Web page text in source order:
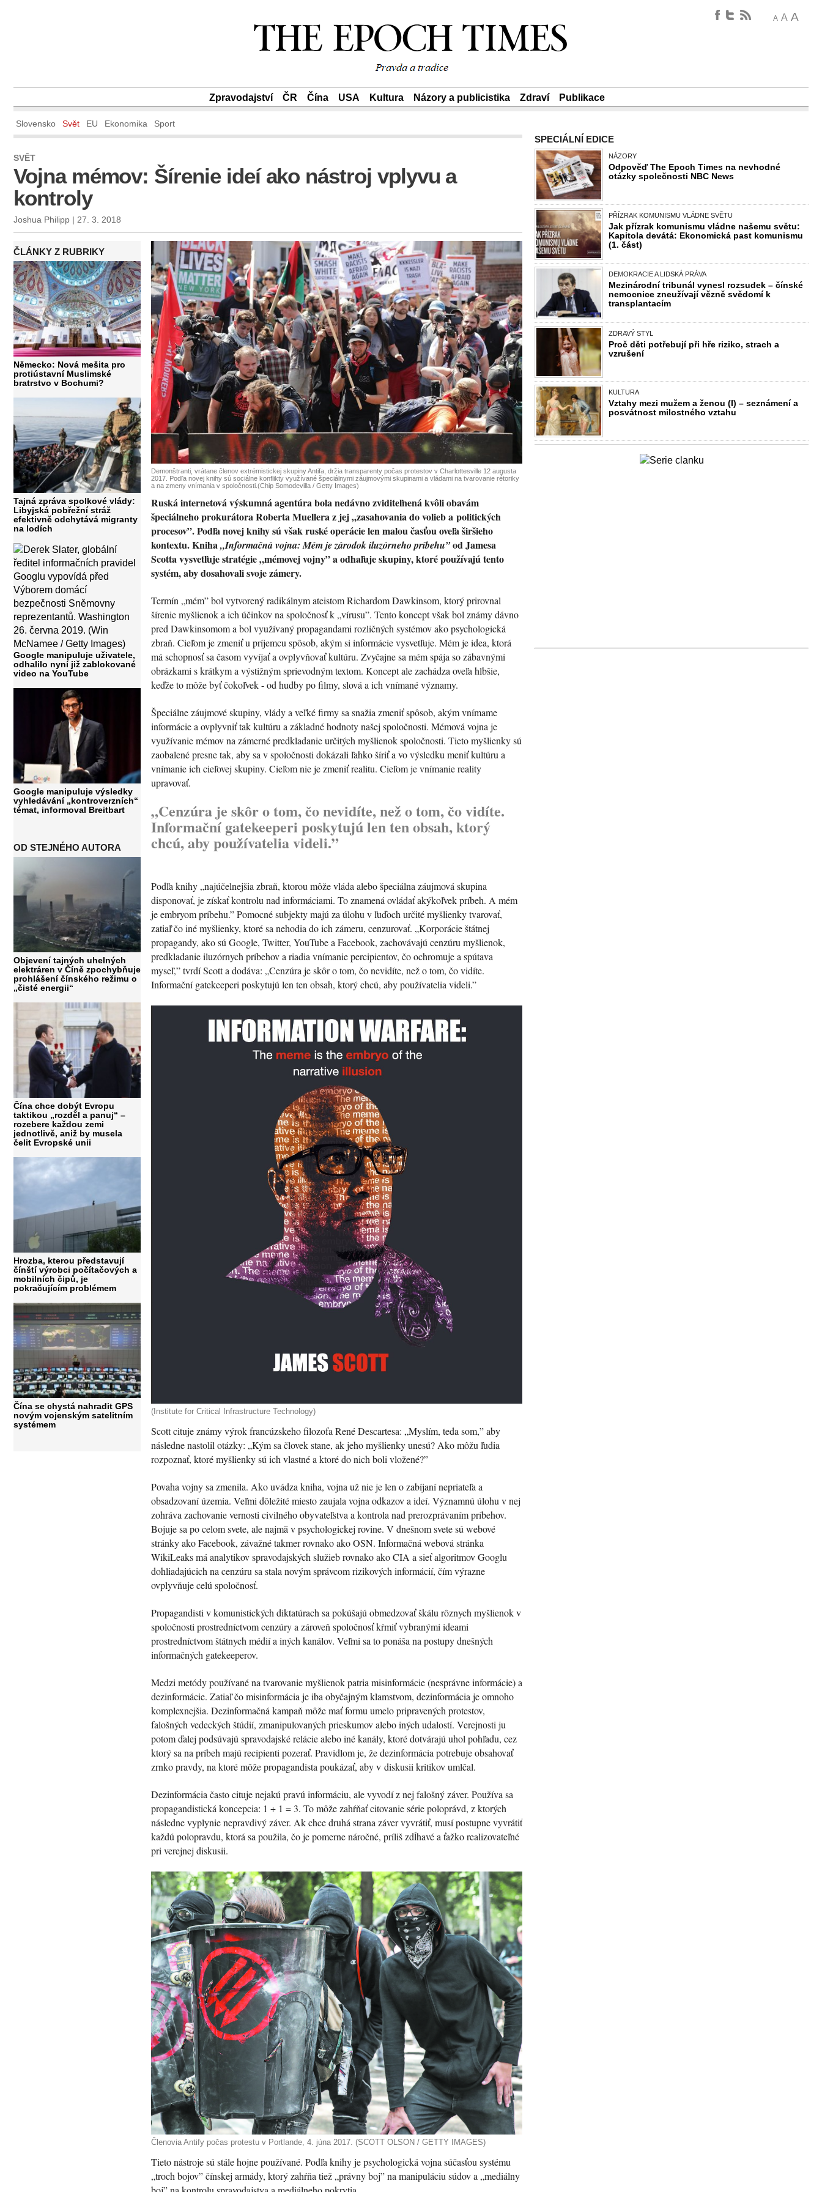
A A A
Zpravodajství ČR Čína USA Kultura Názory a publicistika Zdraví Publikace
Slovensko Svět EU Ekonomika Sport
SVĚT
Vojna mémov: Šírenie ideí ako nástroj vplyvu a
kontroly
Joshua Philipp | 27. 3. 2018
ČLÁNKY Z RUBRIKY
Německo: Nová mešita pro
protiústavní Muslimské
bratrstvo v Bochumi?
Tajná zpráva spolkové vlády:
Libyjská pobřežní stráž
efektivně odchytává migranty
na lodích
Google manipuluje uživatele,
odhalilo nyní již zablokované
video na YouTube
Google manipuluje výsledky
vyhledávání „kontroverzních“
témat, informoval Breitbart
OD STEJNÉHO AUTORA
Objevení tajných uhelných
elektráren v Číně zpochybňuje
prohlášení čínského režimu o
„čisté energii“
Čína chce dobýt Evropu
taktikou „rozděl a panuj“ –
rozebere každou zemi
jednotlivě, aniž by musela
čelit Evropské unii
Hrozba, kterou představují
čínští výrobci počítačových a
mobilních čipů, je
pokračujícím problémem
Čína se chystá nahradit GPS
novým vojenským satelitním
systémem
Demonštranti, vrátane členov extrémistickej skupiny Antifa, držia transparenty počas protestov v Charlottesville 12 augusta
2017. Podľa novej knihy sú sociálne konflikty využívané špeciálnymi záujmovými skupinami a vládami na tvarovanie rétoriky
a na zmeny vnímania v spoločnosti.(Chip Somodevilla / Getty Images)
Ruská internetová výskumná agentúra bola nedávno zviditeľnená kvôli obavám
špeciálneho prokurátora Roberta Muellera z jej „zasahovania do volieb a politických
procesov”. Podľa novej knihy sú však ruské operácie len malou časťou oveľa širšieho
kontextu. Kniha„Informačná vojna: Mém je zárodok iluzórneho príbehu”od Jamesa
Scotta vysvetľuje stratégie „mémovej vojny” a odhaľuje skupiny, ktoré používajú tento
systém, aby dosahovali svoje zámery.
Termín „mém” bol vytvorený radikálnym ateistom Richardom Dawkinsom, ktorý prirovnal
šírenie myšlienok a ich účinkov na spoločnosť k „vírusu”. Tento koncept však bol známy dávno
pred Dawkinsomom a bol využívaný propagandami rozličných systémov ako psychologická
zbraň. Cieľom je zmeniť u príjemcu spôsob, akým si informácie vysvetľuje. Mém je idea, ktorá
má schopnosť sa časom vyvíjať a ovplyvňovať kultúru. Zvyčajne sa mém spája so zábavnými
obrázkami s krátkym a výstižným sprievodným textom. Koncept ale zachádza oveľa hlbšie,
keďže to môže byť čokoľvek - od hudby po filmy, slová a ich vnímané významy.
Špeciálne záujmové skupiny, vlády a veľké firmy sa snažia zmeniť spôsob, akým vnímame
informácie a ovplyvniť tak kultúru a základné hodnoty našej spoločnosti. Mémová vojna je
využívanie mémov na zámerné predkladanie určitých myšlienok spoločnosti. Tieto myšlienky sú
zaobalené presne tak, aby sa v spoločnosti dokázali ľahko šíriť a vo výsledku meniť kultúru a
vnímanie ich cieľovej skupiny. Cieľom nie je zmeniť realitu. Cieľom je vnímanie reality
upravovať.
„Cenzúra je skôr o tom, čo nevidíte, než o tom, čo vidíte.
Informační gatekeeperi poskytujú len ten obsah, ktorý
chcú, aby používatelia videli.”
Podľa knihy „najúčelnejšia zbraň, ktorou môže vláda alebo špeciálna záujmová skupina
disponovať, je získať kontrolu nad informáciami. To znamená ovládať akýkoľvek príbeh. A mém
je embryom príbehu.” Pomocné subjekty majú za úlohu v ľuďoch určité myšlienky tvarovať,
zatiaľ čo iné myšlienky, ktoré sa nehodia do ich zámeru, cenzurovať. „Korporácie štátnej
propagandy, ako sú Google, Twitter, YouTube a Facebook, zachovávajú cenzúru myšlienok,
predkladanie iluzórnych príbehov a riadia vnímanie percipientov, čo ochromuje a spútava
myseľ,” tvrdí Scott a dodáva: „Cenzúra je skôr o tom, čo nevidíte, než o tom, čo vidíte.
Informační gatekeeperi poskytujú len ten obsah, ktorý chcú, aby používatelia videli.”
(Institute for Critical Infrastructure Technology)
Scott cituje známy výrok francúzskeho filozofa René Descartesa: „Myslím, teda som,” aby
následne nastolil otázky: „Kým sa človek stane, ak jeho myšlienky unesú? Ako môžu ľudia
rozpoznať, ktoré myšlienky sú ich vlastné a ktoré do nich boli vložené?”
Povaha vojny sa zmenila. Ako uvádza kniha, vojna už nie je len o zabíjaní nepriateľa a
obsadzovaní územia. Veľmi dôležité miesto zaujala vojna odkazov a ideí. Významnú úlohu v nej
zohráva zachovanie vernosti civilného obyvateľstva a kontrola nad prerozprávaním príbehov.
Bojuje sa po celom svete, ale najmä v psychologickej rovine. V dnešnom svete sú webové
stránky ako Facebook, závažné takmer rovnako ako OSN. Informačná webová stránka
WikiLeaks má analytikov spravodajských služieb rovnako ako CIA a sieť algoritmov Googlu
dohliadajúcich na cenzúru sa stala novým správcom rizikových informácií, čím výrazne
ovplyvňuje celú spoločnosť.
Propagandisti v komunistických diktatúrach sa pokúšajú obmedzovať škálu rôznych myšlienok v
spoločnosti prostredníctvom cenzúry a zároveň spoločnosť kŕmiť vybranými ideami
prostredníctvom štátnych médií a iných kanálov. Veľmi sa to ponáša na postupy dnešných
informačných gatekeeperov.
Medzi metódy používané na tvarovanie myšlienok patria misinformácie (nesprávne informácie) a
dezinformácie. Zatiaľ čo misinformácia je iba obyčajným klamstvom, dezinformácia je omnoho
komplexnejšia. Dezinformačná kampaň môže mať formu umelo pripravených protestov,
falošných vedeckých štúdií, zmanipulovaných prieskumov alebo iných udalostí. Verejnosti ju
potom ďalej podsúvajú spravodajské relácie alebo iné kanály, ktoré dotvárajú uhol pohľadu, cez
ktorý sa na príbeh majú recipienti pozerať. Pravidlom je, že dezinformácia potrebuje obsahovať
zrnko pravdy, na ktoré môže propagandista poukázať, aby v diskusii kritikov umlčal.
Dezinformácia často cituje nejakú pravú informáciu, ale vyvodí z nej falošný záver. Používa sa
propagandistická koncepcia: 1 + 1 = 3. To môže zahŕňať citovanie série poloprávd, z ktorých
následne vyplynie nepravdivý záver. Ak chce druhá strana záver vyvrátiť, musí postupne vyvrátiť
každú polopravdu, ktorá sa použila, čo je pomerne náročné, príliš zdĺhavé a ťažko realizovateľné
pri verejnej diskusii.
Členovia Antify počas protestu v Portlande, 4. júna 2017. (SCOTT OLSON / GETTY IMAGES)
Tieto nástroje sú stále hojne používané. Podľa knihy je psychologická vojna súčasťou systému
„troch bojov” čínskej armády, ktorý zahŕňa tiež „právny boj” na manipuláciu súdov a „mediálny
SPECIÁLNÍ EDICE
NÁZORY
Odpověď The Epoch Times na nevhodné
otázky společnosti NBC News
PŘÍZRAK KOMUNISMU VLÁDNE SVĚTU
Jak přízrak komunismu vládne našemu světu:
Kapitola devátá: Ekonomická past komunismu
(1. část)
DEMOKRACIE A LIDSKÁ PRÁVA
Mezinárodní tribunál vynesl rozsudek – čínské
nemocnice zneužívají vězně svědomí k
transplantacím
ZDRAVÝ STYL
Proč děti potřebují při hře riziko, strach a
vzrušení
KULTURA
Vztahy mezi mužem a ženou (I) – seznámení a
posvátnost milostného vztahu